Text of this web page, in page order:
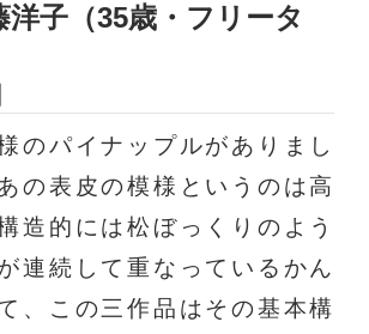
洋子（35歳・フリータ
のパイナップルがありまし
の表皮の模様というのは高
造的には松ぼっくりのよう
連続して重なっているかん
、この三作品はその基本構